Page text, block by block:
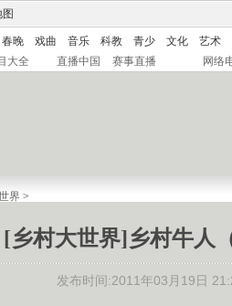
春晚 戏曲 音乐 科教 青少 文化
艺术
大全 直播中国 赛事直播 网络
界 >
[乡村大世界]乡村牛人
发布时间:2011年03月19日